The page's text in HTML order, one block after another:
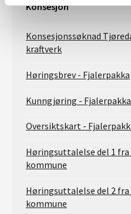
Konsesjon
Konsesjonssøknad
kraftverk
Høringsbrev - Fjalerpakka
Kunngjøring - Fjalerpakka
Oversiktskart -
Høringsuttalelse del 1 fra
kommune
Høringsuttalelse del 2 fra
kommune